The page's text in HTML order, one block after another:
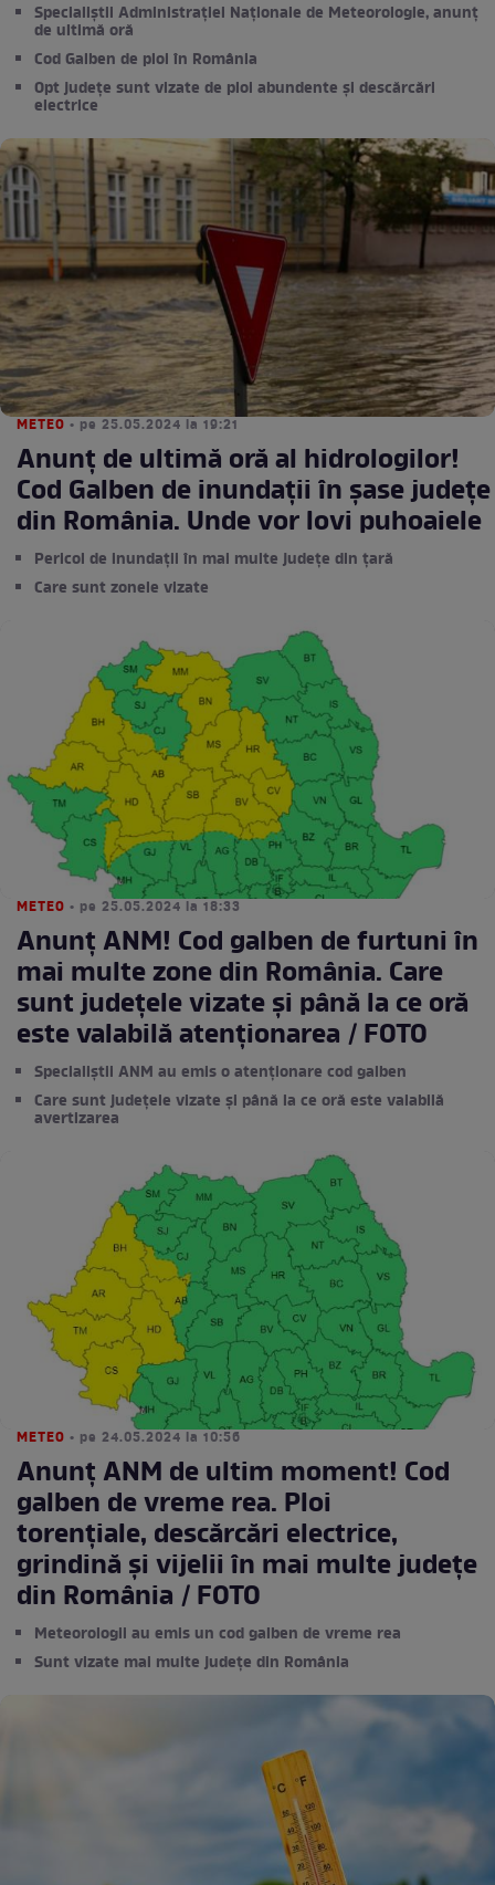
Specialiștii Administrației Naționale de Meteorologie, anunț
de ultimă oră
Cod Galben de ploi în România
Opt județe sunt vizate de ploi abundente și descărcări
electrice
METEO • pe 25.05.2024 la 19:21
Anunț de ultimă oră al hidrologilor!
Cod Galben de inundații în șase județe
din România. Unde vor lovi puhoaiele
Pericol de inundaţii în mai multe județe din țară
Care sunt zonele vizate
METEO • pe 25.05.2024 la 18:33
Anunț ANM! Cod galben de furtuni în
mai multe zone din România. Care
sunt județele vizate și până la ce oră
este valabilă atenționarea / FOTO
Specialiștii ANM au emis o atenționare cod galben
Care sunt județele vizate și până la ce oră este valabilă
avertizarea
METEO • pe 24.05.2024 la 10:56
Anunț ANM de ultim moment! Cod
galben de vreme rea. Ploi
torenţiale, descărcări electrice,
grindină şi vijelii în mai multe județe
din România / FOTO
Meteorologii au emis un cod galben de vreme rea
Sunt vizate mai multe județe din România